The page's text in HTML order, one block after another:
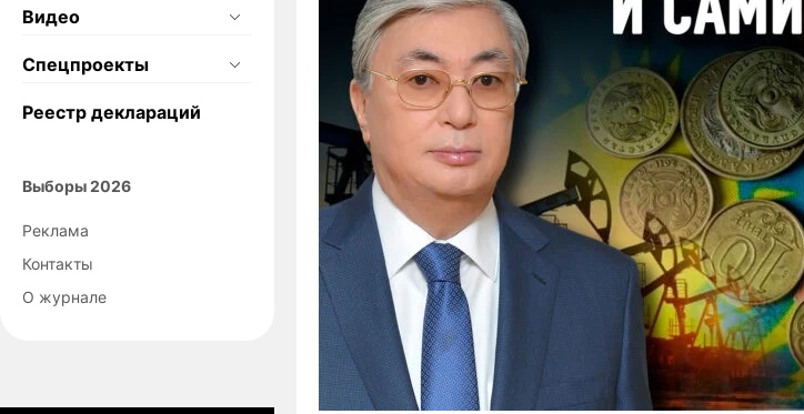
Видео
Спецпроекты
Реестр деклараций
Выборы 2026
Реклама
Контакты
О журнале